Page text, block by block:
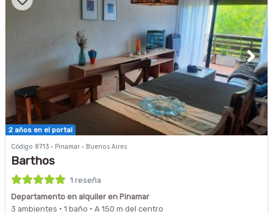
2 años en el portal
Código 8713 · Pinamar · Buenos Aires
Barthos
1 reseña
Departamento en alquiler en Pinamar
3 ambientes · 1 baño · A 150 m del centro